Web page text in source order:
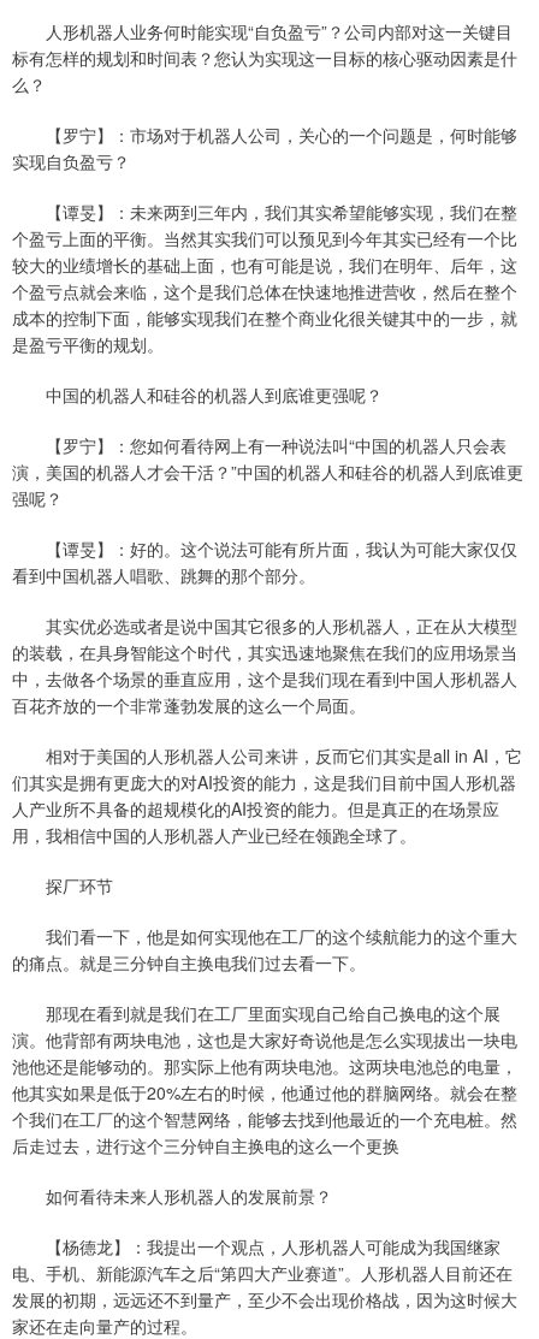
人形机器人业务何时能实现“自负盈亏”？公司内部对这一关键目
标有怎样的规划和时间表？您认为实现这一目标的核心驱动因素是什
么？
【罗宁】：市场对于机器人公司，关心的一个问题是，何时能够
实现自负盈亏？
【谭旻】：未来两到三年内，我们其实希望能够实现，我们在整
个盈亏上面的平衡。当然其实我们可以预见到今年其实已经有一个比
较大的业绩增长的基础上面，也有可能是说，我们在明年、后年，这
个盈亏点就会来临，这个是我们总体在快速地推进营收，然后在整个
成本的控制下面，能够实现我们在整个商业化很关键其中的一步，就
是盈亏平衡的规划。
中国的机器人和硅谷的机器人到底谁更强呢？
【罗宁】：您如何看待网上有一种说法叫“中国的机器人只会表
演，美国的机器人才会干活？”中国的机器人和硅谷的机器人到底谁更
强呢？
【谭旻】：好的。这个说法可能有所片面，我认为可能大家仅仅
看到中国机器人唱歌、跳舞的那个部分。
其实优必选或者是说中国其它很多的人形机器人，正在从大模型
的装载，在具身智能这个时代，其实迅速地聚焦在我们的应用场景当
中，去做各个场景的垂直应用，这个是我们现在看到中国人形机器人
百花齐放的一个非常蓬勃发展的这么一个局面。
相对于美国的人形机器人公司来讲，反而它们其实是all in AI，它
们其实是拥有更庞大的对AI投资的能力，这是我们目前中国人形机器
人产业所不具备的超规模化的AI投资的能力。但是真正的在场景应
用，我相信中国的人形机器人产业已经在领跑全球了。
探厂环节
我们看一下，他是如何实现他在工厂的这个续航能力的这个重大
的痛点。就是三分钟自主换电我们过去看一下。
那现在看到就是我们在工厂里面实现自己给自己换电的这个展
演。他背部有两块电池，这也是大家好奇说他是怎么实现拔出一块电
池他还是能够动的。那实际上他有两块电池。这两块电池总的电量，
他其实如果是低于20%左右的时候，他通过他的群脑网络。就会在整
个我们在工厂的这个智慧网络，能够去找到他最近的一个充电桩。然
后走过去，进行这个三分钟自主换电的这么一个更换
如何看待未来人形机器人的发展前景？
【杨德龙】：我提出一个观点，人形机器人可能成为我国继家
电、手机、新能源汽车之后“第四大产业赛道”。人形机器人目前还在
发展的初期，远远还不到量产，至少不会出现价格战，因为这时候大
家还在走向量产的过程。